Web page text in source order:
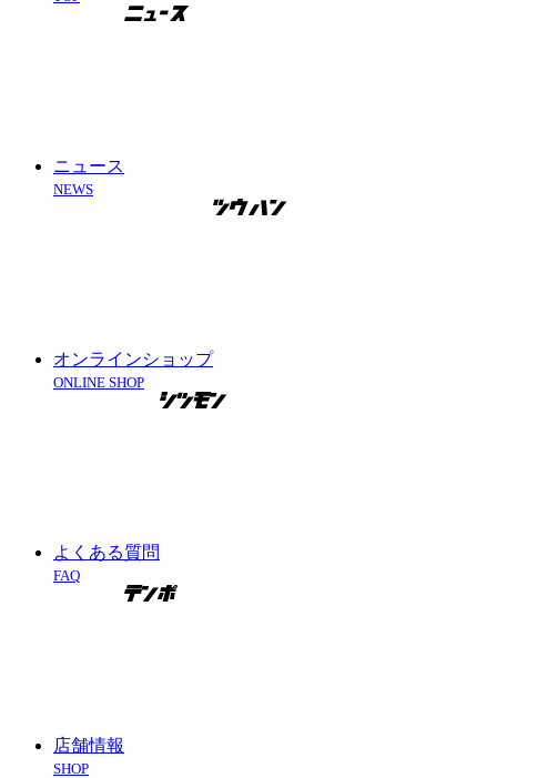
ニュース
NEWS
オンラインショップ
ONLINE SHOP
よくある質問
FAQ
店舗情報
SHOP